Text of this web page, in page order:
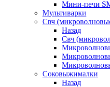
Мини-печи
Мультиварки
Свч
Назад
Свч
Соковыжималки
Назад